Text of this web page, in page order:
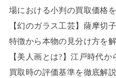
場における小判の買取価格
【幻のガラス工芸】薩摩切
特徴から本物の見分け方を
【美人画とは?】江戸時代
買取時の評価基準を徹底解説